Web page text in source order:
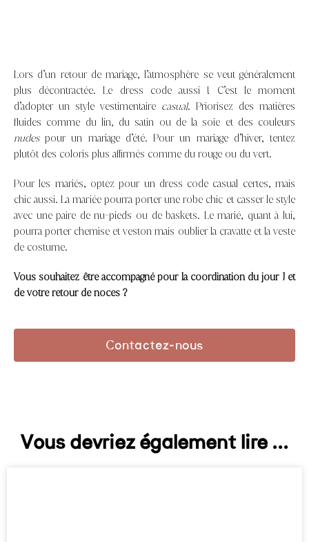
Lors d’un retour de mariage, l’atmosphère se veut généralement
plus décontractée. Le dress code aussi ! C’est le moment
d’adopter un style vestimentaire casual. Priorisez des matières
fluides comme du lin, du satin ou de la soie et des couleurs
nudespour un mariage d’été. Pour un mariage d’hiver, tentez
plutôt des coloris plus affirmés comme du rouge ou du vert.
Pour les mariés, optez pour un dress code casual certes, mais
chic aussi. La mariée pourra porter une robe chic et casser le style
avec une paire de nu-pieds ou de baskets. Le marié, quant à lui,
pourra porter chemise et veston mais oublier la cravatte et la veste
de costume.
Vous souhaitez être accompagné pour la coordination du jour J et
de votre retour de noces ?
Contactez-nous
Vous devriez également lire ...